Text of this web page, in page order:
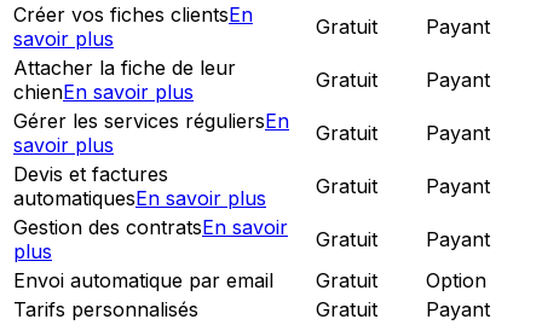
Créer vos fiches clientsEn
savoir plus
Gratuit
Payant
Attacher la fiche de leur
chienEn savoir plus Gratuit
Payant
Gérer les services réguliersEn
savoir plus
Gratuit
Payant
Devis et factures
automatiquesEn savoir plus Gratuit
Payant
Gestion des contratsEn savoir
plus
Gratuit
Payant
Envoi automatique par email
Gratuit
Option
Tarifs personnalisés
Gratuit
Payant